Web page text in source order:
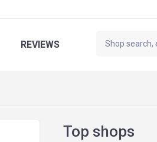
REVIEWS
Top shops